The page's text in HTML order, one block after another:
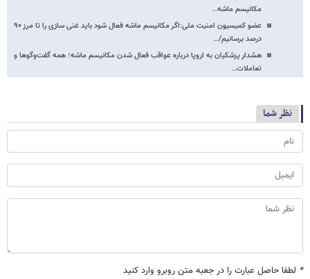
مکانیسم ماشه…
عضو کمیسیون امنیت ملی:اگر مکانیسم ماشه فعال شود باید غنی سازی را تا مرز ۹۰
درصد برسانیم/…
هشدار پزشکیان به اروپا درباره عواقب فعال شدن مکانیسم ماشه؛ همه گفت‌وگوها و
تعاملات…
نظر شما
* لطفا حاصل عبارت را در جعبه متن روبرو وارد کنید